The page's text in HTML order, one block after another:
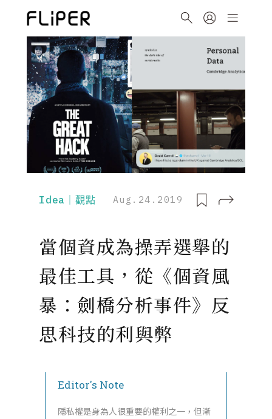
Idea｜觀點 Aug.24.2019
當個資成為操弄選舉的
最佳工具，從《個資風
暴：劍橋分析事件》反
思科技的利與弊
Editor's Note
隱私權是身為人很重要的權利之一，但漸